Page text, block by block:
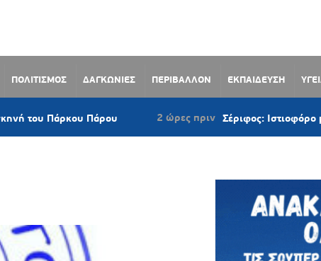
ΠΟΛΙΤΙΣΜΟΣ ΔΑΓΚΩΝΙΕΣ ΠΕΡΙΒΑΛΛΟΝ ΕΚΠΑΙΔΕΥΣΗ
Πάρου 2 ώρες πριν Σέριφος: Ιστιοφόρο με πέντε